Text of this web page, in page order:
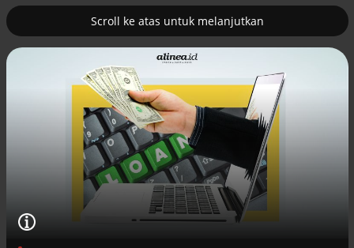
Scroll ke atas untuk melanjutkan
nuklir 2
Pemulihan ekonomi Aceh terus
diakselerasi